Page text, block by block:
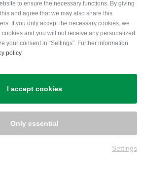
Versand
to ensure the necessary functions. By giving
and agree that we may also share this
If you only accept the necessary cookies, we
and you will not receive any personalized
your consent in “Settings”. Further information
policy.
I accept cookies
Only essential
Settings